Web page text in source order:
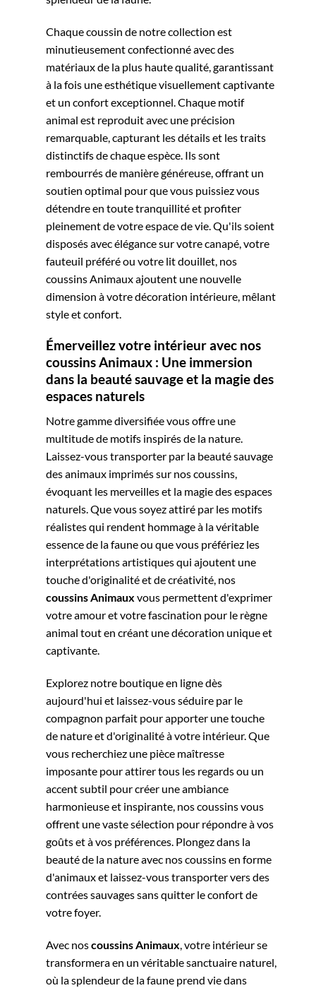
Chaque coussin de notre collection est
minutieusement confectionné avec des
matériaux de la plus haute qualité, garantissant
à la fois une esthétique visuellement captivante
et un confort exceptionnel. Chaque motif
animal est reproduit avec une précision
remarquable, capturant les détails et les traits
distinctifs de chaque espèce. Ils sont
rembourrés de manière généreuse, offrant un
soutien optimal pour que vous puissiez vous
détendre en toute tranquillité et profiter
pleinement de votre espace de vie. Qu'ils soient
disposés avec élégance sur votre canapé, votre
fauteuil préféré ou votre lit douillet, nos
coussins Animaux ajoutent une nouvelle
dimension à votre décoration intérieure, mêlant
style et confort.
Émerveillez votre intérieur avec nos
coussins Animaux : Une immersion
dans la beauté sauvage et la magie des
espaces naturels
Notre gamme diversifiée vous offre une
multitude de motifs inspirés de la nature.
Laissez-vous transporter par la beauté sauvage
des animaux imprimés sur nos coussins,
évoquant les merveilles et la magie des espaces
naturels. Que vous soyez attiré par les motifs
réalistes qui rendent hommage à la véritable
essence de la faune ou que vous préfériez les
interprétations artistiques qui ajoutent une
touche d'originalité et de créativité, nos
coussins Animaux vous permettent d'exprimer
votre amour et votre fascination pour le règne
animal tout en créant une décoration unique et
captivante.
Explorez notre boutique en ligne dès
aujourd'hui et laissez-vous séduire par le
compagnon parfait pour apporter une touche
de nature et d'originalité à votre intérieur. Que
vous recherchiez une pièce maîtresse
imposante pour attirer tous les regards ou un
accent subtil pour créer une ambiance
harmonieuse et inspirante, nos coussins vous
offrent une vaste sélection pour répondre à vos
goûts et à vos préférences. Plongez dans la
beauté de la nature avec nos coussins en forme
d'animaux et laissez-vous transporter vers des
contrées sauvages sans quitter le confort de
votre foyer.
Avec noscoussins Animaux , votre intérieur se
transformera en un véritable sanctuaire naturel,
où la splendeur de la faune prend vie dans